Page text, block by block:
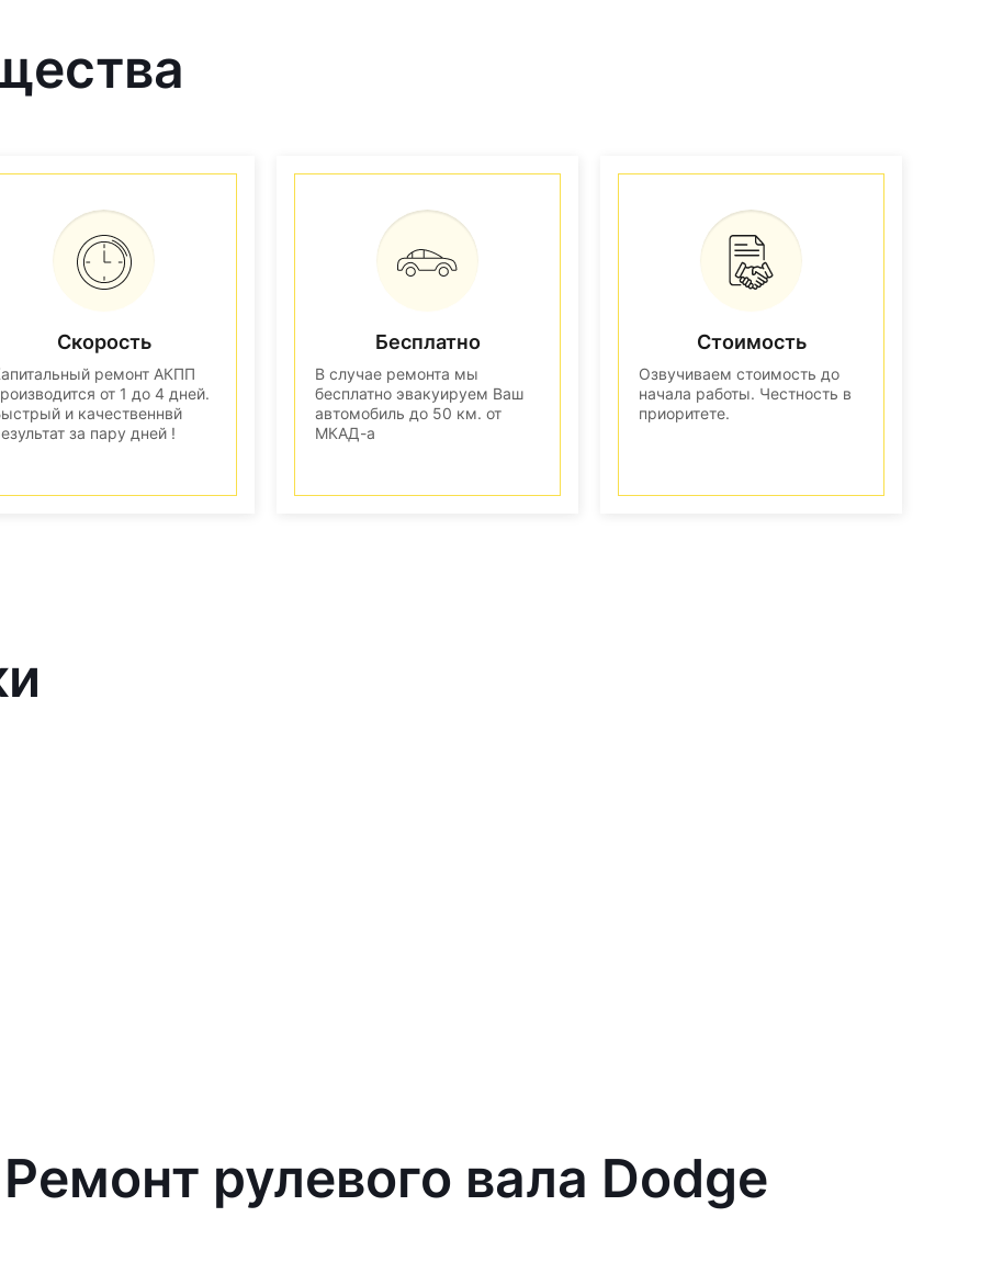
Скорость
ремонт АКПП
от 1 до 4 дней.
и качественнвй
за пару дней !
Бесплатно
В случае ремонта мы
бесплатно эвакуируем Ваш
автомобиль до 50 км. от
МКАД-а
Стоимость
Озвучиваем стоимость до
начала работы. Честность в
приоритете.
рулевого вала Dodge